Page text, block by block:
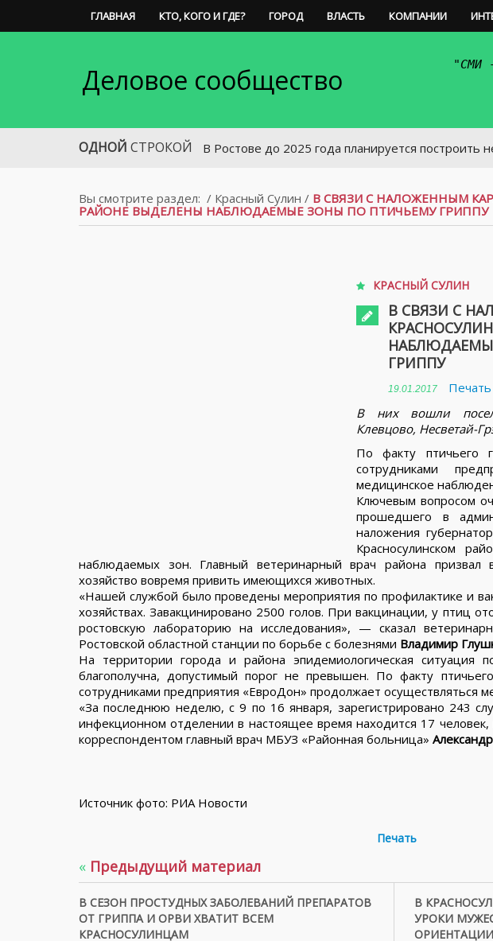
ГЛАВНАЯ КТО, КОГО И ГДЕ? ГОРОД ВЛАСТЬ КОМПАНИИ
Деловое сообщество
"СМИ
ОДНОЙ СТРОКОЙ
В Ростове до 2025 года планируется построить не менее
Вы смотрите раздел: / Красный Сулин / В СВЯЗИ С НАЛОЖЕННЫМ
РАЙОНЕ ВЫДЕЛЕНЫ НАБЛЮДАЕМЫЕ ЗОНЫ ПО ПТИЧЬЕМУ ГРИППУ
КРАСНЫЙ СУЛИН
В СВЯЗИ С
ГРИППУ
19.01.2017
Печать
В них вошли
Клевцово, Несветай-
По факту птичьего
сотрудниками
медицинское
Ключевым вопросом
прошедшего в
наложения
Красносулинском
наблюдаемых зон. Главный ветеринарный врач района
хозяйство вовремя привить имеющихся животных.
«Нашей службой было проведены мероприятия по профилактике и
хозяйствах. Завакцинировано 2500 голов. При вакцинации, у птиц
ростовскую лабораторию на исследования», — сказал
Ростовской областной станции по борьбе с болезнями Владимир
На территории города и района эпидемиологическая ситуация
благополучна, допустимый порог не превышен. По факту
сотрудниками предприятия «ЕвроДон» продолжает осуществляться
«За последнюю неделю, с 9 по 16 января, зарегистрировано 243
инфекционном отделении в настоящее время находится 17
корреспондентом главный врач МБУЗ «Районная больница»
Источник фото: РИА Новости
Печать
« Предыдущий материал
В СЕЗОН ПРОСТУДНЫХ ЗАБОЛЕВАНИЙ ПРЕПАРАТОВ
ОТ ГРИППА И ОРВИ ХВАТИТ ВСЕМ
КРАСНОСУЛИНЦАМ
В
УРОКИ